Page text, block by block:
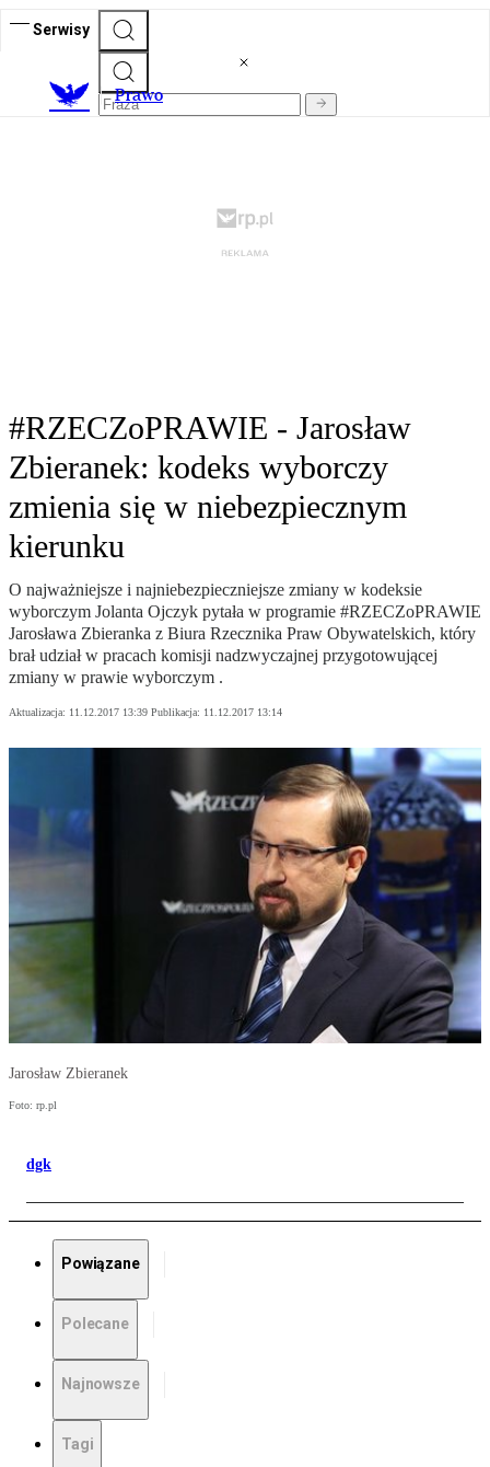
Serwisy
Prawo
#RZECZoPRAWIE - Jarosław
Zbieranek: kodeks wyborczy
zmienia się w niebezpiecznym
kierunku
O najważniejsze i najniebezpieczniejsze zmiany w kodeksie
wyborczym Jolanta Ojczyk pytała w programie #RZECZoPRAWIE
Jarosława Zbieranka z Biura Rzecznika Praw Obywatelskich, który
brał udział w pracach komisji nadzwyczajnej przygotowującej
zmiany w prawie wyborczym .
Aktualizacja: 11.12.2017 13:39 Publikacja: 11.12.2017 13:14
Jarosław Zbieranek
Foto: rp.pl
dgk
Powiązane
Polecane
Najnowsze
Tagi